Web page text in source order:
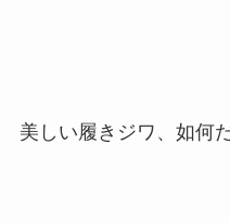
美しい履きジワ、如何